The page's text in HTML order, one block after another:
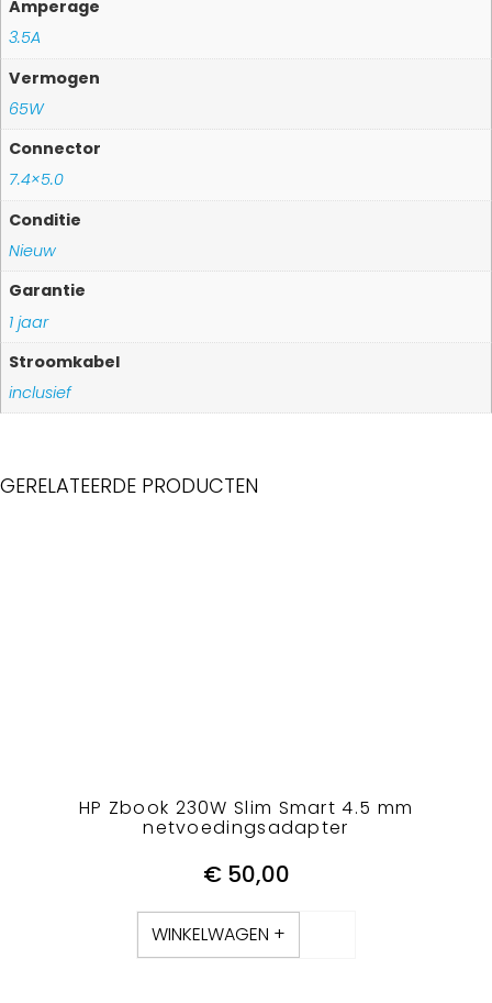
Amperage
3.5A
Vermogen
65W
Connector
7.4×5.0
Conditie
Nieuw
Garantie
1 jaar
Stroomkabel
inclusief
GERELATEERDE PRODUCTEN
HP Zbook 230W Slim Smart 4.5 mm
netvoedingsadapter
€50,00
WINKELWAGEN +